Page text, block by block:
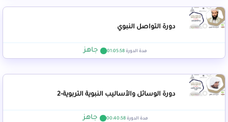
دورة التواصل النبوي
مدة الدورة 01:05:58 جاهز
دورة الوسائل والأساليب النبوية التربوية-2
مدة الدورة00:40:58 جاهز